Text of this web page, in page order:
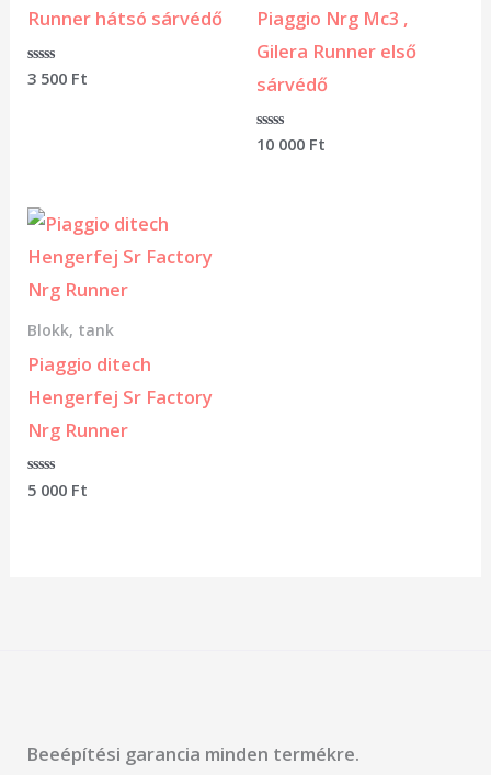
Runner hátsó sárvédő
Értékelés:
3 500 Ft
Piaggio Nrg Mc3 ,
Gilera Runner első
sárvédő
Értékelés:
10 000 Ft
Blokk, tank
Piaggio ditech
Hengerfej Sr Factory
Nrg Runner
Értékelés:
0
5 000 Ft
Beeépítési garancia minden termékre.